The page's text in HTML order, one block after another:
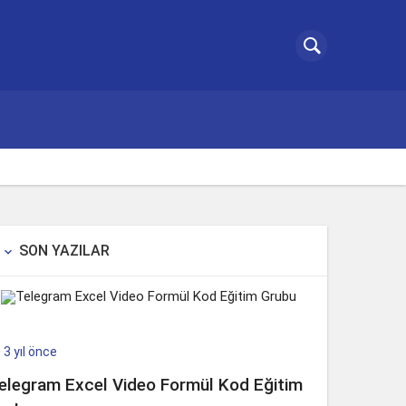
 SON YAZILAR
3 yıl önce
Excel Video Formül Kod Eğitim